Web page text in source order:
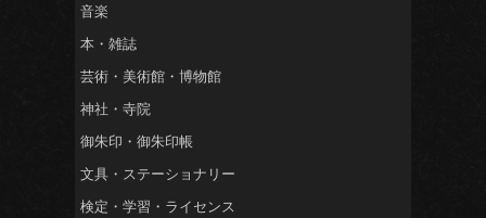
音楽
本・雑誌
芸術・美術館・博物館
神社・寺院
御朱印・御朱印帳
文具・ステーショナリー
検定・学習・ライセンス